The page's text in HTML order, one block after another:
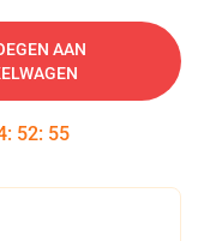
AAN
: 52: 54